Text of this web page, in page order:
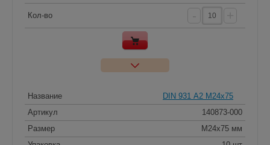
Кол-во
Название
DIN 931 А2 M24x75
Артикул
140873-000
Размер
M24x75 мм